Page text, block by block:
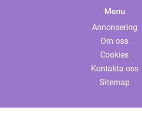
Menu
Annonsering
Om oss
Cookies
Kontakta oss
Sitemap